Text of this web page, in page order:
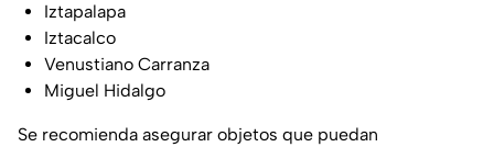
Iztapalapa
Iztacalco
Venustiano Carranza
Miguel Hidalgo
Se recomienda asegurar objetos que puedan